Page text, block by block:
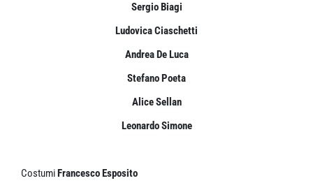
Sergio Biagi
Ludovica Ciaschetti
Andrea De Luca
Stefano Poeta
Alice Sellan
Leonardo Simone
CostumiFrancesco Esposito